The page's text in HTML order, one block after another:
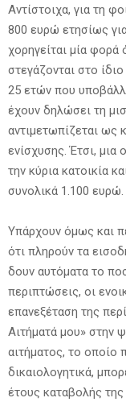
Αντίστοιχα, για τη
800 ευρώ ετησίως
χορηγείται μία
στεγάζονται στο
25 ετών που
έχουν δηλώσει τη
αντιμετωπίζεται ως
ενίσχυσης. Έτσι, μια
την κύρια κατοικία
συνολικά 1.100 ευρώ.
Υπάρχουν όμως και
ότι πληρούν τα
δουν αυτόματα το
περιπτώσεις, οι
επανεξέταση της
Αιτήματά μου» στην
αιτήματος, το οποίο
δικαιολογητικά,
έτους καταβολής